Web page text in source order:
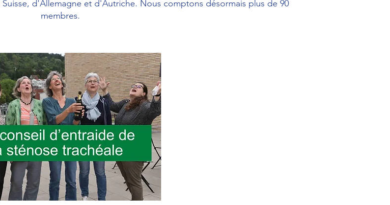
d'Allemagne et d'Autriche. Nous comptons désormais plus de 90
membres.